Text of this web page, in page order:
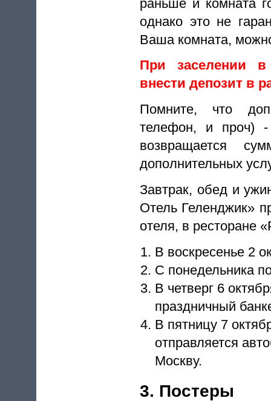
раньше и комната
однако это не
Ваша комната,
При заселении
внести депозит в
Помните, что
телефон, и проч)
возвращается
дополнительных
Завтрак, обед и
Отель Геленджик»
отеля, в ресторане
В воскресенье 2
С понедельника
В четверг 6
праздничный
В пятницу 7
отправляется
Москву.
3. Постеры